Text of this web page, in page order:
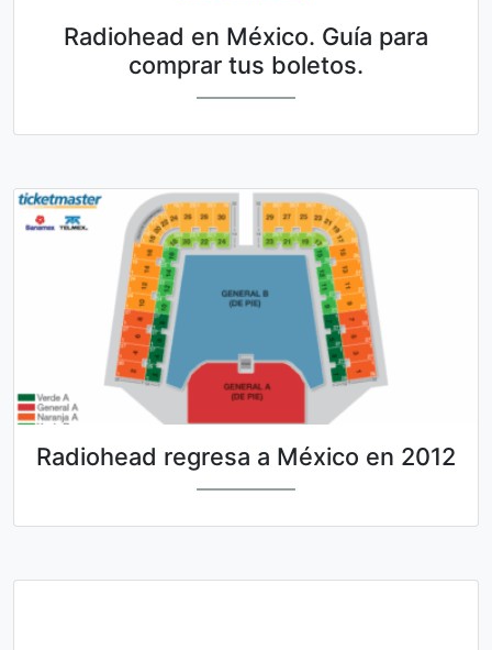
Radiohead en México. Guía para
comprar tus boletos.
Radiohead regresa a México en 2012